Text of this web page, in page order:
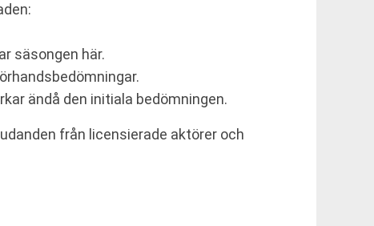
säsongen här.
ändå den initiala bedömningen.
från licensierade aktörer och